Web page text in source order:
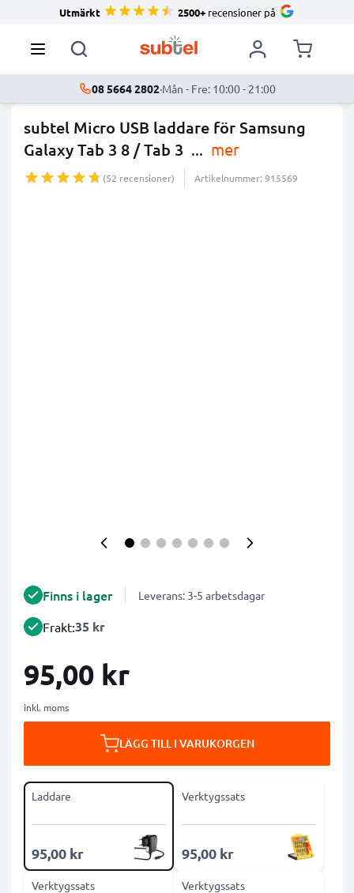
Utmärkt 2500+ recensioner på
08 5664 2802·Mån - Fre: 10:00 - 21:00
subtel Micro USB laddare för Samsung
Galaxy Tab 3 8 / Tab 3 ... mer
(52 recensioner) Artikelnummer: 915569
Finns i lager Leverans: 3-5 arbetsdagar
Frakt:35 kr
95,00 kr
inkl. moms
LÄGG TILL I VARUKORGEN
Laddare
95,00 kr
Verktygssats
95,00 kr
Verktygssats Verktygssats